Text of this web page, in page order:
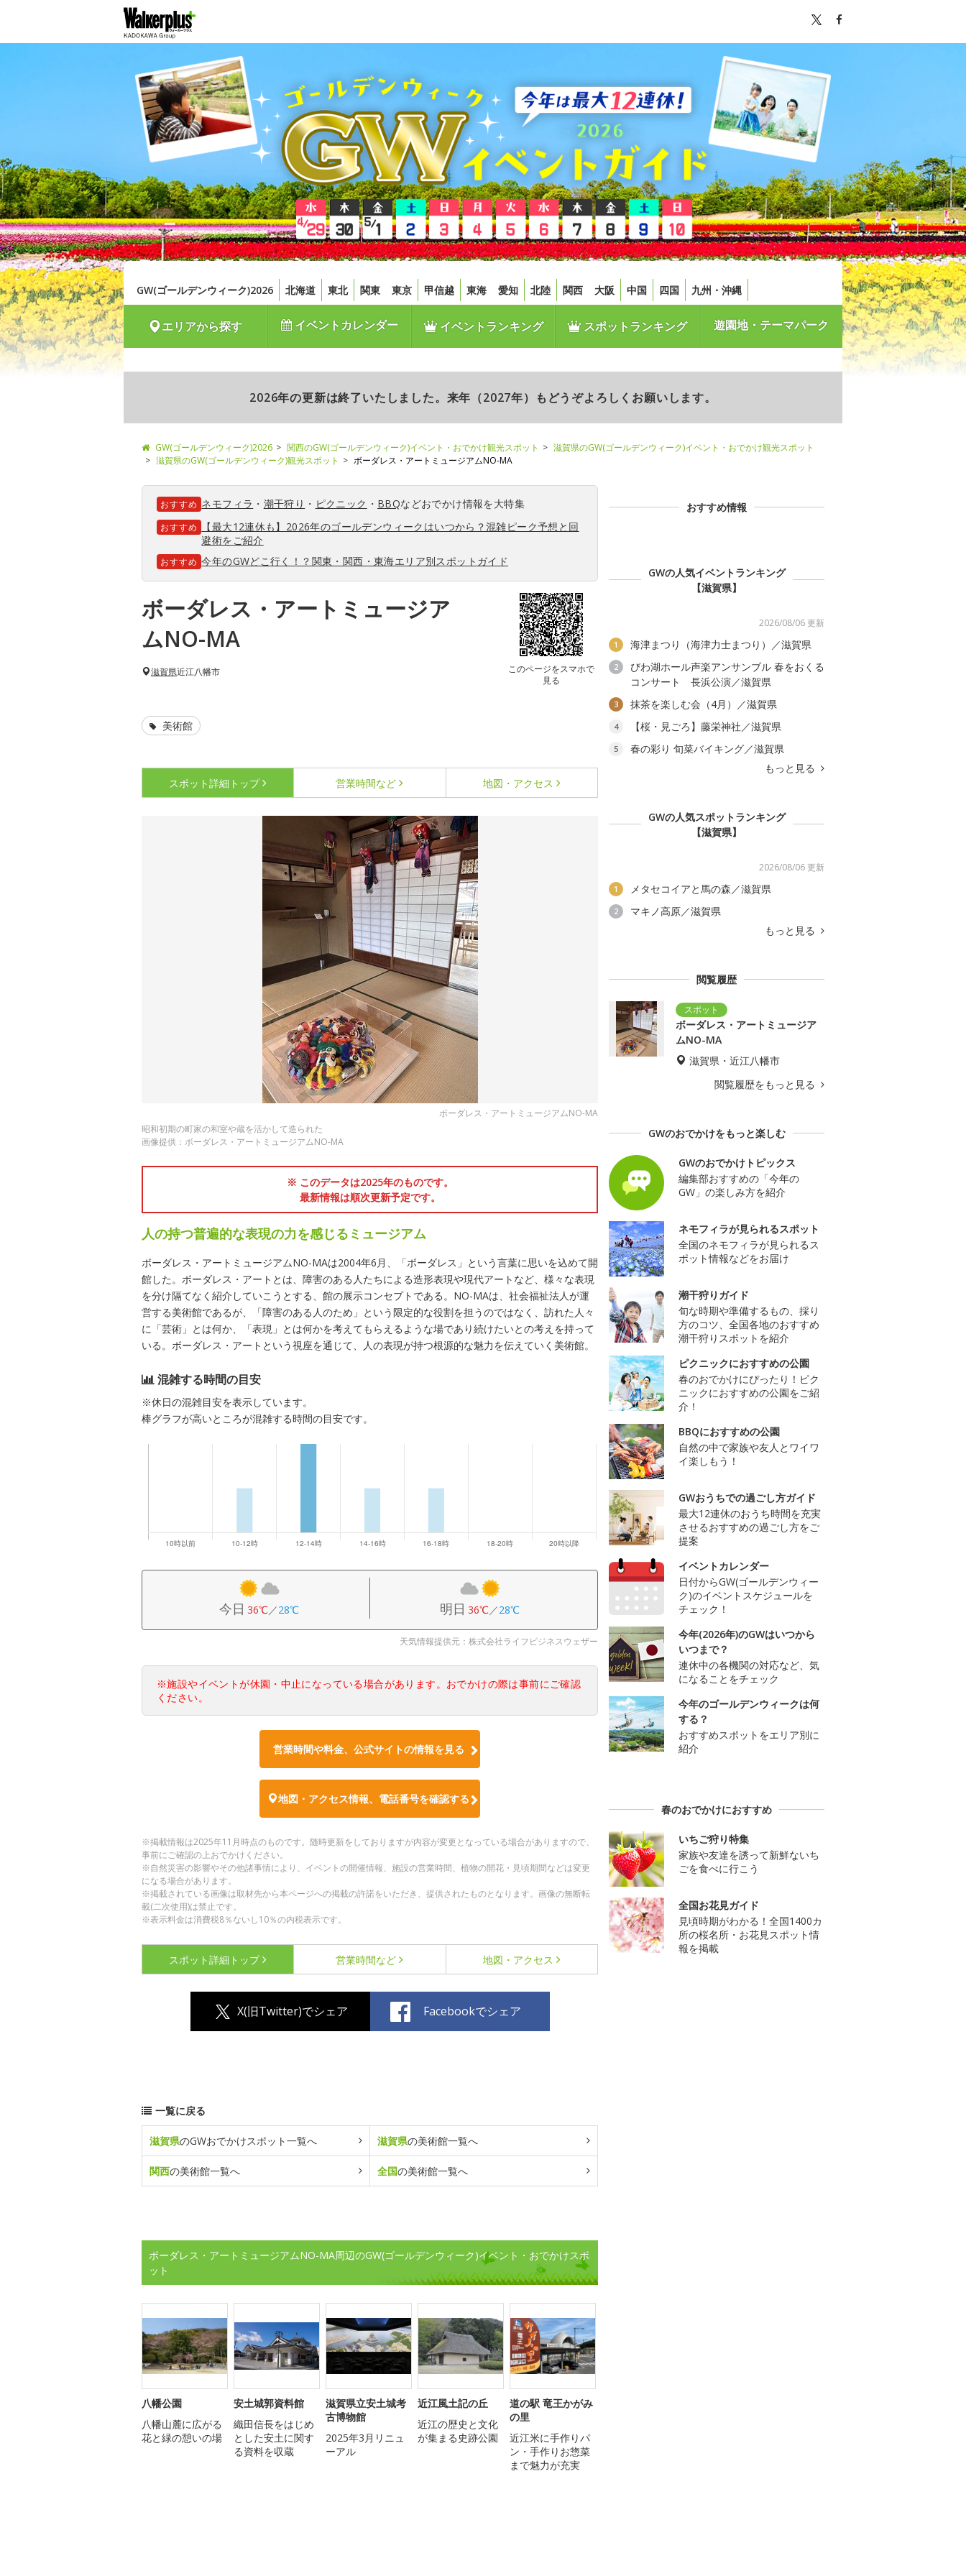
GW(ゴールデンウィーク)2026 北海道 東北 関東 東京 甲信越 東海 愛知 北陸 関西 大阪 中国 四国 九州・沖縄
エリアから探す イベントカレンダー イベントランキング スポットランキング 遊園地・テーマパーク
2026年の更新は終了いたしました。来年（2027年）もどうぞよろしくお願いします。
GW(ゴールデンウィーク)2026 関西のGW(ゴールデンウィーク)イベント・おでかけ観光スポット
滋賀県のGW(ゴールデンウィーク)イベント・おでかけ観光スポット
滋賀県のGW(ゴールデンウィーク)観光スポット
ボーダレス・アートミュージアムNO-MA
おすすめ ネモフィラ ・ 潮干狩り ・ ピクニック ・ BBQなどおでかけ情報を大特集
おすすめ
【最大12連休も】2026年のゴールデンウィークはいつから？混雑ピーク予想と回
避術をご紹介
おすすめ 今年のGWどこ行く！？関東・関西・東海エリア別スポットガイド
ボーダレス・アートミュージア
ムNO-MA
このページをスマホで
見る
滋賀県近江八幡市
美術館
スポット詳細 トップ 営業時間など 地図・アクセス
ボーダレス・アートミュージアムNO-MA
昭和初期の町家の和室や蔵を活かして造られた
画像提供：ボーダレス・アートミュージアムNO-MA
※ このデータは2025年のものです。
最新情報は順次更新予定です。
人の持つ普遍的な表現の力を感じるミュージアム
ボーダレス・アートミュージアムNO-MAは2004年6月、「ボーダレス」という言葉に思いを込めて開
館した。ボーダレス・アートとは、障害のある人たちによる造形表現や現代アートなど、様々な表現
を分け隔てなく紹介していこうとする、館の展示コンセプトである。NO-MAは、社会福祉法人が運
営する美術館であるが、「障害のある人のため」という限定的な役割を担うのではなく、訪れた人々
に「芸術」とは何か、「表現」とは何かを考えてもらえるような場であり続けたいとの考えを持って
いる。ボーダレス・アートという視座を通じて、人の表現が持つ根源的な魅力を伝えていく美術館。
混雑する時間の目安
※休日の混雑目安を表示しています。
棒グラフが高いところが混雑する時間の目安です。
今日 36℃／28℃ 明日 36℃／28℃
天気情報提供元：株式会社ライフビジネスウェザー
※施設やイベントが休園・中止になっている場合があります。おでかけの際は事前にご確認
ください。
営業時間や料金、公式サイトの情報を見る
地図・アクセス情報、電話番号を確認する
※掲載情報は2025年11月時点のものです。随時更新をしておりますが内容が変更となっている場合がありますので、
事前にご確認の上おでかけください。
※自然災害の影響やその他諸事情により、イベントの開催情報、施設の営業時間、植物の開花・見頃期間などは変更
になる場合があります。
※掲載されている画像は取材先から本ページへの掲載の許諾をいただき、提供されたものとなります。画像の無断転
載(二次使用)は禁止です。
※表示料金は消費税8％ないし10％の内税表示です。
スポット詳細 トップ 営業時間など 地図・アクセス
X(旧Twitter)でシェア Facebookでシェア
一覧に戻る
滋賀県のGWおでかけスポット一覧へ 滋賀県の美術館一覧へ
関西の美術館一覧へ 全国の美術館一覧へ
ボーダレス・アートミュージアムNO-MA周辺のGW(ゴールデンウィーク)イベント・おでかけスポ
ット
八幡公園
八幡山麓に広がる
花と緑の憩いの場
安土城郭資料館
織田信長をはじめ
とした安土に関す
る資料を収蔵
滋賀県立安土城考
古博物館
2025年3月リニュ
ーアル
近江風土記の丘
近江の歴史と文化
が集まる史跡公園
道の駅 竜王かがみ
の里
近江米に手作りパ
ン・手作りお惣菜
まで魅力が充実
おすすめ情報
GWの人気イベントランキング
【滋賀県】
2026/08/06 更新
1 海津まつり（海津力士まつり）／滋賀県
2
びわ湖ホール声楽アンサンブル 春をおくる
コンサート 長浜公演／滋賀県
3 抹茶を楽しむ会（4月）／滋賀県
4 【桜・見ごろ】藤栄神社／滋賀県
5
春の彩り 旬菜バイキング／滋賀県
もっと見る
GWの人気スポットランキング
【滋賀県】
2026/08/06 更新
1 メタセコイアと馬の森／滋賀県
2
マキノ高原／滋賀県
もっと見る
閲覧履歴
ボーダレス・アートミュージア
ムNO-MA
滋賀県・近江八幡市
閲覧履歴をもっと見る
GWのおでかけをもっと楽しむ
GWのおでかけトピックス
編集部おすすめの「今年の
GW」の楽しみ方を紹介
ネモフィラが見られるスポット
全国のネモフィラが見られるス
ポット情報などをお届け
潮干狩りガイド
旬な時期や準備するもの、採り
方のコツ、全国各地のおすすめ
潮干狩りスポットを紹介
ピクニックにおすすめの公園
春のおでかけにぴったり！ピク
ニックにおすすめの公園をご紹
介！
BBQにおすすめの公園
自然の中で家族や友人とワイワ
イ楽しもう！
GWおうちでの過ごし方ガイド
最大12連休のおうち時間を充実
させるおすすめの過ごし方をご
提案
イベントカレンダー
日付からGW(ゴールデンウィー
ク)のイベントスケジュールを
チェック！
今年(2026年)のGWはいつから
いつまで？
連休中の各機関の対応など、気
になることをチェック
今年のゴールデンウィークは何
する？
おすすめスポットをエリア別に
紹介
春のおでかけにおすすめ
いちご狩り特集
家族や友達を誘って新鮮ないち
ごを食べに行こう
全国お花見ガイド
見頃時期がわかる！全国1400カ
所の桜名所・お花見スポット情
報を掲載